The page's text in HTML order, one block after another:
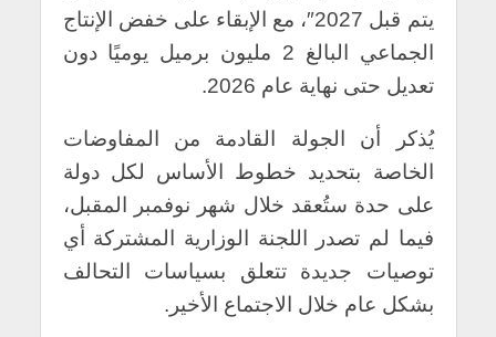
يتم قبل 2027″، مع الإبقاء على خفض الإنتاج
الجماعي البالغ 2 مليون برميل يوميًا دون
تعديل حتى نهاية عام 2026.
يُذكر أن الجولة القادمة من المفاوضات
الخاصة بتحديد خطوط الأساس لكل دولة
على حدة ستُعقد خلال شهر نوفمبر المقبل،
فيما لم تصدر اللجنة الوزارية المشتركة أي
توصيات جديدة تتعلق بسياسات التحالف
بشكل عام خلال الاجتماع الأخير.